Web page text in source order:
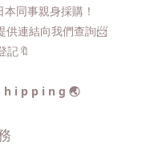
同事親身採購！
供連結向我們查詢📨​
記🔖
i p p i n g 🌏